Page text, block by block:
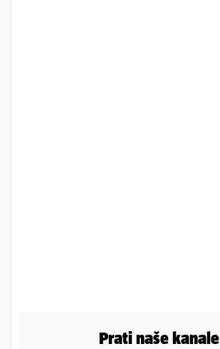
Prati naše kanale